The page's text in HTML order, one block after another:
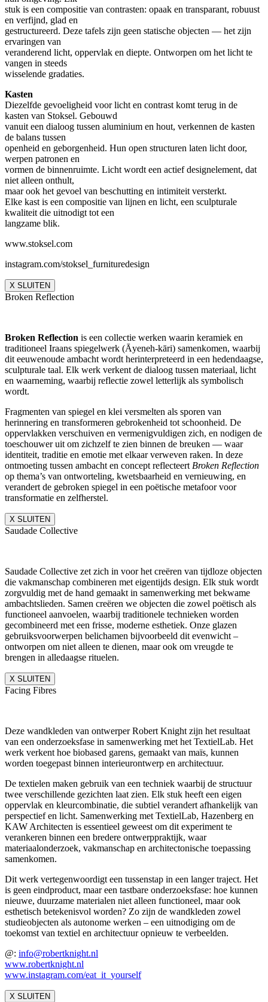
stuk is een compositie van contrasten: opaak en transparant, robuust
en verfijnd, glad en
gestructureerd. Deze tafels zijn geen statische objecten — het zijn
ervaringen van
veranderend licht, oppervlak en diepte. Ontworpen om het licht te
vangen in steeds
wisselende gradaties.
Kasten
Diezelfde gevoeligheid voor licht en contrast komt terug in de
kasten van Stoksel. Gebouwd
vanuit een dialoog tussen aluminium en hout, verkennen de kasten
de balans tussen
openheid en geborgenheid. Hun open structuren laten licht door,
werpen patronen en
vormen de binnenruimte. Licht wordt een actief designelement, dat
niet alleen onthult,
maar ook het gevoel van beschutting en intimiteit versterkt.
Elke kast is een compositie van lijnen en licht, een sculpturale
kwaliteit die uitnodigt tot een
langzame blik.
www.stoksel.com
instagram.com/stoksel_furnituredesign
X SLUITEN
Broken Reflection
Broken Reflection is een collectie werken waarin keramiek en
traditioneel Iraans spiegelwerk (Āyeneh-kāri) samenkomen, waarbij
dit eeuwenoude ambacht wordt herinterpreteerd in een hedendaagse,
sculpturale taal. Elk werk verkent de dialoog tussen materiaal, licht
en waarneming, waarbij reflectie zowel letterlijk als symbolisch
wordt.
Fragmenten van spiegel en klei versmelten als sporen van
herinnering en transformeren gebrokenheid tot schoonheid. De
oppervlakken verschuiven en vermenigvuldigen zich, en nodigen de
toeschouwer uit om zichzelf te zien binnen de breuken — waar
identiteit, traditie en emotie met elkaar verweven raken. In deze
ontmoeting tussen ambacht en concept reflecteertBroken Reflection
op thema’s van ontworteling, kwetsbaarheid en vernieuwing, en
verandert de gebroken spiegel in een poëtische metafoor voor
transformatie en zelfherstel.
X SLUITEN
Saudade Collective
Saudade Collective zet zich in voor het creëren van tijdloze objecten
die vakmanschap combineren met eigentijds design. Elk stuk wordt
zorgvuldig met de hand gemaakt in samenwerking met bekwame
ambachtslieden. Samen creëren we objecten die zowel poëtisch als
functioneel aanvoelen, waarbij traditionele technieken worden
gecombineerd met een frisse, moderne esthetiek. Onze glazen
gebruiksvoorwerpen belichamen bijvoorbeeld dit evenwicht –
ontworpen om niet alleen te dienen, maar ook om vreugde te
brengen in alledaagse rituelen.
X SLUITEN
Facing Fibres
Deze wandkleden van ontwerper Robert Knight zijn het resultaat
van een onderzoeksfase in samenwerking met het TextielLab. Het
werk verkent hoe biobased garens, gemaakt van maïs, kunnen
worden toegepast binnen interieurontwerp en architectuur.
De textielen maken gebruik van een techniek waarbij de structuur
twee verschillende gezichten laat zien. Elk stuk heeft een eigen
oppervlak en kleurcombinatie, die subtiel verandert afhankelijk van
perspectief en licht. Samenwerking met TextielLab, Hazenberg en
KAW Architecten is essentieel geweest om dit experiment te
verankeren binnen een bredere ontwerppraktijk, waar
materiaalonderzoek, vakmanschap en architectonische toepassing
samenkomen.
Dit werk vertegenwoordigt een tussenstap in een langer traject. Het
is geen eindproduct, maar een tastbare onderzoeksfase: hoe kunnen
nieuwe, duurzame materialen niet alleen functioneel, maar ook
esthetisch betekenisvol worden? Zo zijn de wandkleden zowel
studieobjecten als autonome werken – een uitnodiging om de
toekomst van textiel en architectuur opnieuw te verbeelden.
@: info@robertknight.nl
www.robertknight.nl
www.instagram.com/eat_it_yourself
X SLUITEN